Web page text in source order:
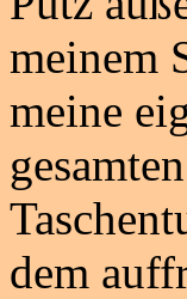
meinem
meine
dem